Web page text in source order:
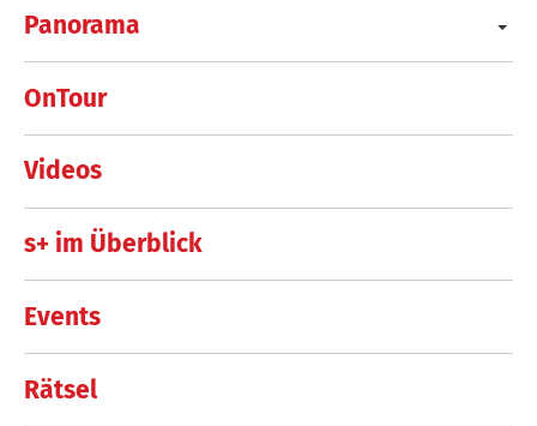
Panorama
OnTour
Videos
s+ im Überblick
Events
Rätsel